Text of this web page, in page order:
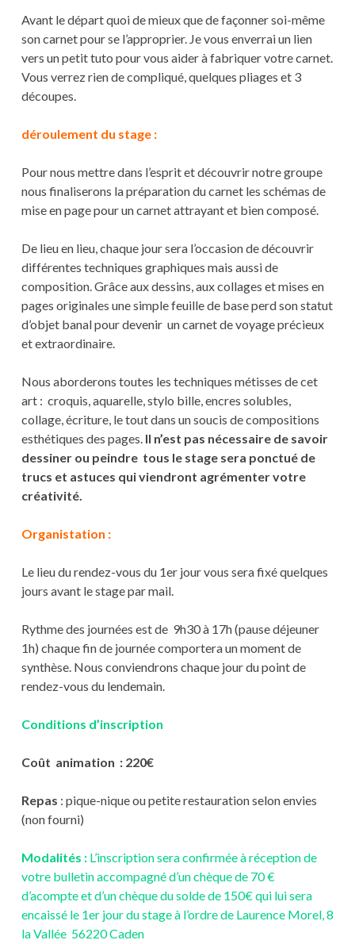
Avant le départ quoi de mieux que de façonner soi-même
son carnet pour se l’approprier. Je vous enverrai un lien
vers un petit tuto pour vous aider à fabriquer votre carnet.
Vous verrez rien de compliqué, quelques pliages et 3
découpes.
déroulement du stage :
Pour nous mettre dans l’esprit et découvrir notre groupe
nous finaliserons la préparation du carnet les schémas de
mise en page pour un carnet attrayant et bien composé.
De lieu en lieu, chaque jour sera l’occasion de découvrir
différentes techniques graphiques mais aussi de
composition. Grâce aux dessins, aux collages et mises en
pages originales une simple feuille de base perd son statut
d’objet banal pour devenir un carnet de voyage précieux
et extraordinaire.
Nous aborderons toutes les techniques métisses de cet
art : croquis, aquarelle, stylo bille, encres solubles,
collage, écriture, le tout dans un soucis de compositions
esthétiques des pages.Il n’est pas nécessaire de savoir
dessiner ou peindre tous le stage sera ponctué de
trucs et astuces qui viendront agrémenter votre
créativité.
Organistation :
Le lieu du rendez-vous du 1er jour vous sera fixé quelques
jours avant le stage par mail.
Rythme des journées est de 9h30 à 17h (pause déjeuner
1h) chaque fin de journée comportera un moment de
synthèse. Nous conviendrons chaque jour du point de
rendez-vous du lendemain.
Conditions d’inscription
Coût animation : 220€
Repas : pique-nique ou petite restauration selon envies
(non fourni)
Modalités :L’inscription sera confirmée à réception de
votre bulletin accompagné d’un chèque de 70 €
d’acompte et d’un chèque du solde de 150€ qui lui sera
encaissé le 1er jour du stage à l’ordre de Laurence Morel, 8
la Vallée 56220 Caden